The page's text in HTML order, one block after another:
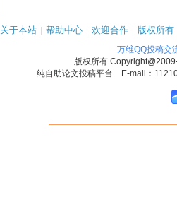
关于本站 | 帮助中心 | 欢迎合作 | 版权所有
万维QQ投稿交
版权所有
纯自助论文投稿平台 E-mail：